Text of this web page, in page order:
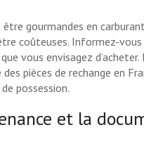
gourmandes en
coûteuses. Informez-vous
vous envisagez
pièces de rechange en
possession.
et la